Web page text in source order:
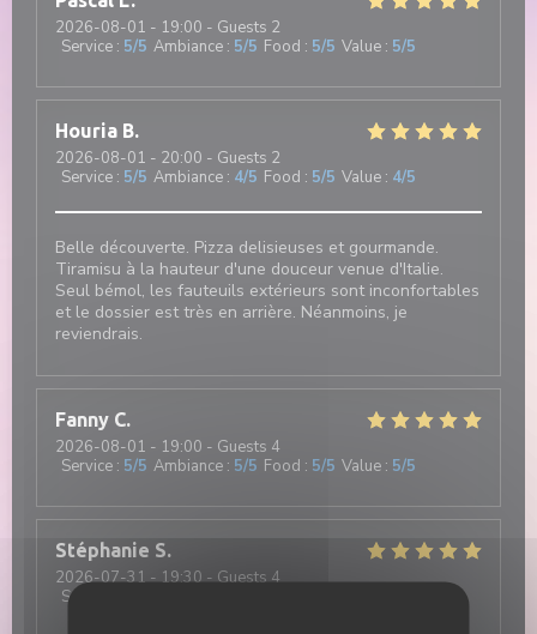
2026-08-01 - 19:00 - Guests 2
Service : 5/5 Ambiance : 5/5 Food : 5/5 Value : 5/5
Houria B
2026-08-01 - 20:00 - Guests 2
Service : 5/5 Ambiance : 4/5 Food : 5/5 Value : 4/5
Belle découverte. Pizza delisieuses et gourmande.
Tiramisu à la hauteur d'une douceur venue d'Italie.
Seul bémol, les fauteuils extérieurs sont inconfortables
et le dossier est très en arrière. Néanmoins, je
reviendrais.
Fanny C
2026-08-01 - 19:00 - Guests 4
Service : 5/5 Ambiance : 5/5 Food : 5/5 Value : 5/5
Stéphanie S
2026-07-31- 19:30 - Guests 4
Service